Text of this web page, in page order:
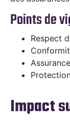
Points de
Respect
Impact